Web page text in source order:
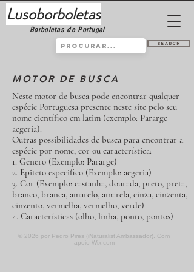
Lusoborboletas
Borboletas de Portugal
Search
MOTOR DE BUSCA
Neste motor de busca pode encontrar qualquer
espécie Portuguesa presente neste site pelo seu
nome científico em latim (exemplo: Pararge
aegeria).
Outras possibilidades de busca para encontrar a
espécie por nome, cor ou característica:
1. Genero (Exemplo: Pararge)
2. Epiteto especifico (Exemplo: aegeria)
3. Cor (Exemplo: castanha, dourada, preto, preta,
branco, branca, amarelo, amarela, cinza, cinzenta,
cinzento, vermelha, vermelho, verde)
4. Características (olho, linha, ponto, pontos)
© 2026 por Pedro Pires (iNaturalist Ambassador). Com
apoio Wix.com